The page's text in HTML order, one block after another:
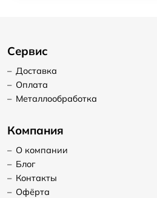
Сервис
– Доставка
– Оплата
– Металлообработка
Компания
– О компании
– Блог
– Контакты
– Офёрта